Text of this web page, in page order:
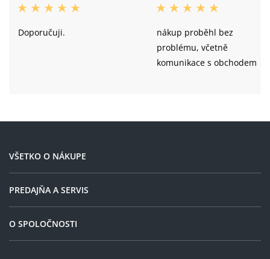
Doporučuji.
nákup proběhl bez
problému, včetně
komunikace s obchodem
VŠETKO O NÁKUPE
PREDAJŇA A SERVIS
O SPOLOČNOSTI